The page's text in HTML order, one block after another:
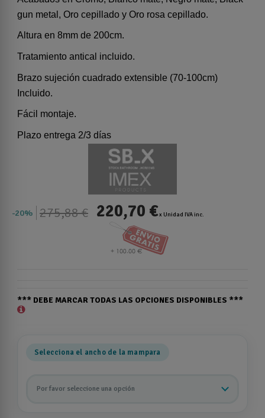
gun metal, Oro cepillado y Oro rosa cepillado.
Altura en 8mm de 200cm.
Tratamiento antical incluido.
Brazo sujeción cuadrado extensible (70-100cm)
Incluido.
Fácil montaje.
Plazo entrega 2/3 días
20% 275,88 € 220,70 €x Unidad IVA inc.
*** DEBE MARCAR TODAS LAS OPCIONES DISPONIBLES ***
Selecciona el ancho de la mampara
Por favor seleccione una opción